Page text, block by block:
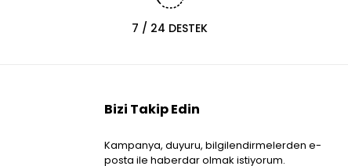
7 / 24 DESTEK
Bizi Takip Edin
Kampanya, duyuru, bilgilendirmelerden e-
posta ile haberdar olmak istiyorum.